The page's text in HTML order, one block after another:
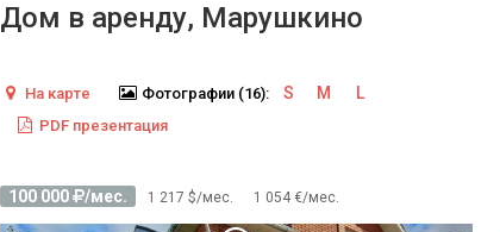
Дом в аренду, Марушкино
На карте Фотографии (16): S M L
PDF презентация
100 000 /мес. 1 217 $/мес. 1 054 €/мес.